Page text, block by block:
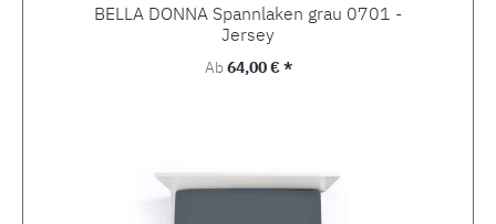
BELLA DONNA Spannlaken grau 0701 -
Jersey
Regulärer Preis:
Ab64,00 € *